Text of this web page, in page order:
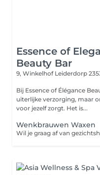
Essence of
Beauty Bar
9, Winkelhof Leiderdorp
Bij Essence of Élégance
uiterlijke verzorging, maar
voor jezelf zorgt. Het is...
Wenkbrauwen Waxen